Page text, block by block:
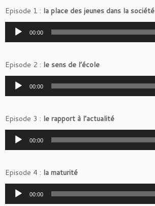
Episode 1 : la place des jeunes dans la société
Lecteur
audio
00:00
Episode 2 : le sens de l’école
Lecteur
audio
00:00
Episode 3 : le rapport à l’actualité
Lecteur
audio
00:00
Episode 4 : la maturité
Lecteur
audio
00:00